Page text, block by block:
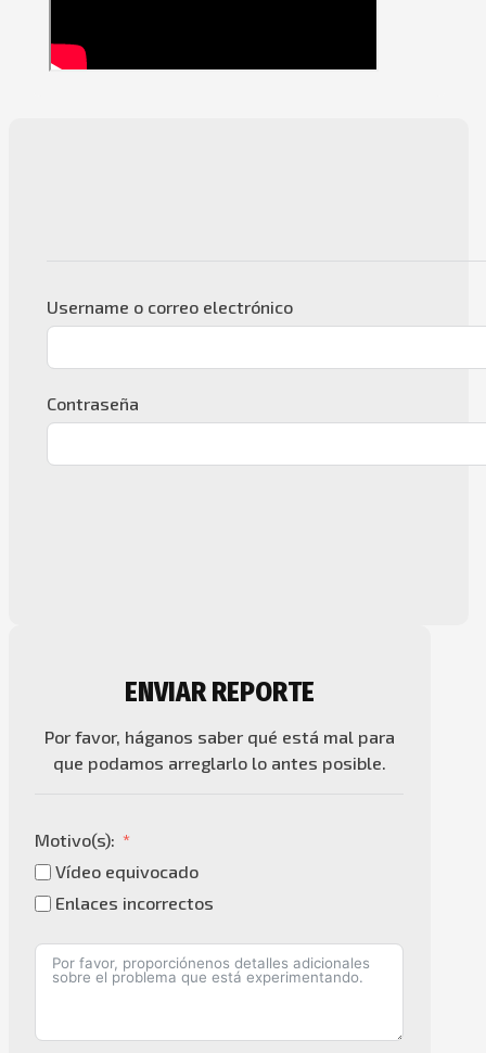
Username o correo electrónico
Contraseña
ENVIAR REPORTE
Por favor, háganos saber qué está mal para
que podamos arreglarlo lo antes posible.
Motivo(s):
Vídeo equivocado
Enlaces incorrectos